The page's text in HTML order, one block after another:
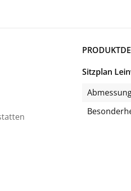
Sitzplan